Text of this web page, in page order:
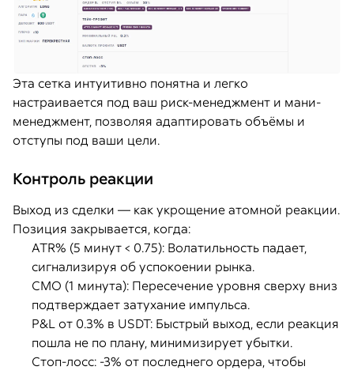
Эта сетка интуитивно понятна и легко
настраивается под ваш риск-менеджмент и мани-
менеджмент, позволяя адаптировать объёмы и
отступы под ваши цели.
Контроль реакции
Выход из сделки — как укрощение атомной реакции.
Позиция закрывается, когда:
ATR% (5 минут < 0.75): Волатильность падает,
сигнализируя об успокоении рынка.
CMO (1 минута): Пересечение уровня сверху вниз
подтверждает затухание импульса.
P&L от 0.3% в USDT: Быстрый выход, если реакция
пошла не по плану, минимизирует убытки.
Стоп-лосс: -3% от последнего ордера, чтобы